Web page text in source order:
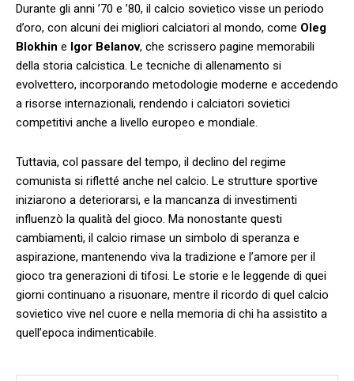
Durante gli anni ’70 e ’80, il ⁤calcio ⁤sovietico visse un periodo‍
d’oro, con ⁣alcuni dei migliori ‍calciatori al mondo, come Oleg
Blokhin e Igor Belanov, che scrissero⁢ pagine memorabili
della ⁣storia calcistica. Le tecniche ⁤di allenamento si
evolvettero, incorporando metodologie⁣ moderne e accedendo
a risorse⁤ internazionali,⁣ rendendo i calciatori sovietici
competitivi⁤ anche a livello europeo⁣ e mondiale.
Tuttavia, col passare del tempo, il declino del regime ​
comunista si rifletté​ anche nel⁣ calcio. Le ⁣strutture sportive
iniziarono a⁤ deteriorarsi,​ e‌ la mancanza di investimenti⁢
influenzò la ‍qualità ‍del gioco. ⁤Ma nonostante questi
cambiamenti, ⁣il calcio rimase un simbolo‌ di speranza e⁢
aspirazione, mantenendo viva la tradizione e l’amore⁤ per il
‌gioco tra generazioni ⁢di tifosi. Le ⁤storie e le leggende di quei
‍giorni continuano a ⁤risuonare, mentre il ​ricordo di‍ quel calcio
sovietico⁤ vive nel cuore⁣ e nella memoria di​ chi ha assistito a
quell’epoca indimenticabile.